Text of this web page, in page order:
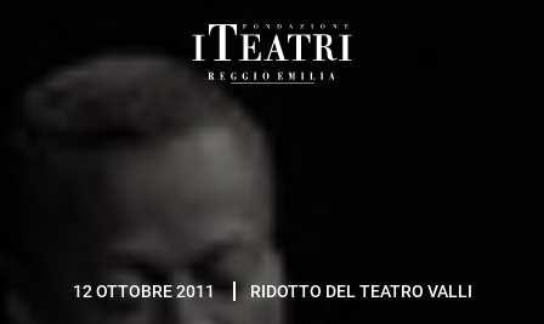
Fondazione
I
12 OTTOBRE 2011 RIDOTTO DEL TEATRO VALLI